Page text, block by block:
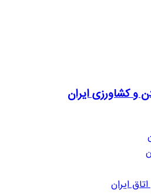
و کشاورزی ایران
ایران